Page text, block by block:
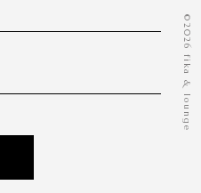
©️2026 fika & lounge